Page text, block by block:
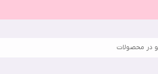
در محصولات